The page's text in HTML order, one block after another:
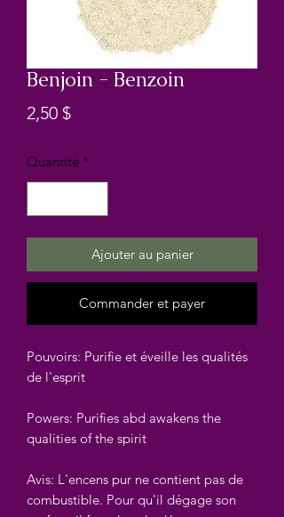
Benjoin - Benzoin
2,50 $Prix
Quantité *
Ajouter au panier
Commander et payer
Pouvoirs: Purifie et éveille les qualités
de l'esprit
Powers: Purifies abd awakens the
qualities of the spirit
Avis: L'encens pur ne contient pas de
combustible. Pour qu'il dégage son